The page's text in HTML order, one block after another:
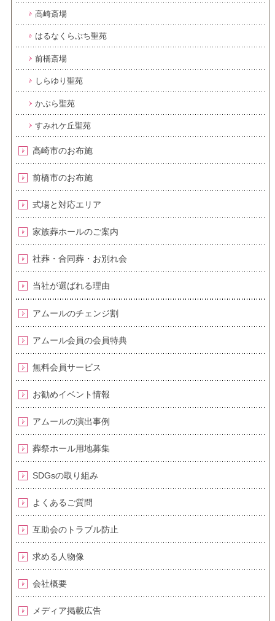
高崎斎場
はるなくらぶち聖苑
前橋斎場
しらゆり聖苑
かぶら聖苑
すみれケ丘聖苑
高崎市のお布施
前橋市のお布施
式場と対応エリア
家族葬ホールのご案内
社葬・合同葬・お別れ会
当社が選ばれる理由
アムールのチェンジ割
アムール会員の会員特典
無料会員サービス
お勧めイベント情報
アムールの演出事例
葬祭ホール用地募集
SDGsの取り組み
よくあるご質問
互助会のトラブル防止
求める人物像
会社概要
メディア掲載広告